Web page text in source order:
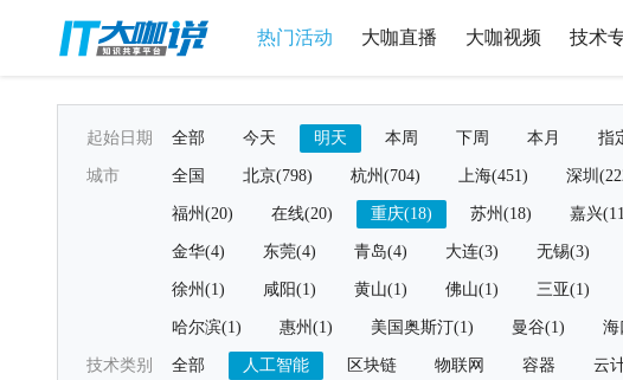
热门活动 大咖直播 大咖视频 技术
起始日期 全部 今天 明天 本周 下周 本月 指
城市 全国 北京(798) 杭州(704) 上海(451) 深圳
福州(20) 在线(20) 重庆(18) 苏州(18) 嘉兴
金华(4) 东莞(4) 青岛(4) 大连(3) 无锡(3)
徐州(1) 咸阳(1) 黄山(1) 佛山(1) 三亚(1)
哈尔滨(1) 惠州(1) 美国奥斯汀(1) 曼谷(1) 海
技术类别 全部 人工智能 区块链 物联网 容器 云